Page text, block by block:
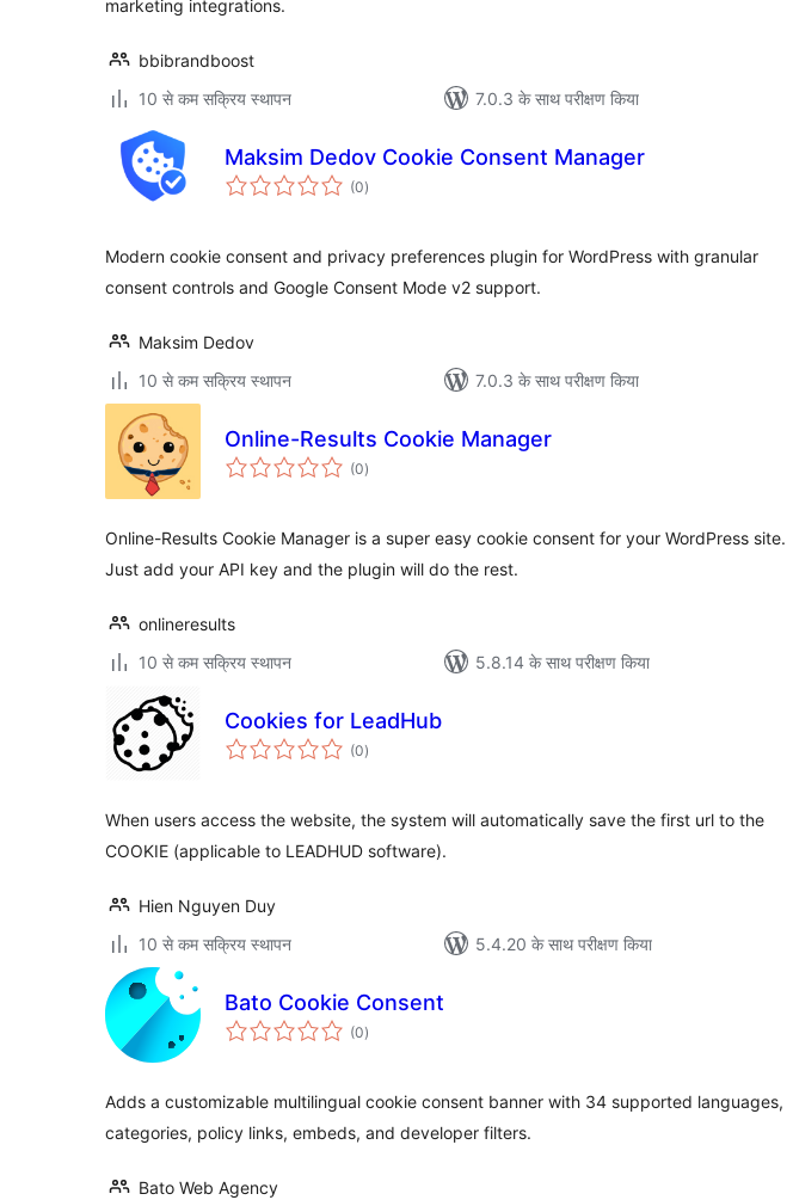
marketing integrations.
bbibrandboost
10 से कम सक्रिय स्थापन
7.0.3 के साथ परीक्षण किया
Maksim Dedov Cookie Consent Manager
(0कुल
दर)
Modern cookie consent and privacy preferences plugin for WordPress with granular
consent controls and Google Consent Mode v2 support.
Maksim Dedov
10 से कम सक्रिय स्थापन
7.0.3 के साथ परीक्षण किया
Online-Results Cookie Manager
(0कुल
दर)
Online-Results Cookie Manager is a super easy cookie consent for your WordPress site.
Just add your API key and the plugin will do the rest.
onlineresults
10 से कम सक्रिय स्थापन
5.8.14 के साथ परीक्षण किया
Cookies for LeadHub
(0कुल
दर)
When users access the website, the system will automatically save the first url to the
COOKIE (applicable to LEADHUD software).
Hien Nguyen Duy
10 से कम सक्रिय स्थापन
5.4.20 के साथ परीक्षण किया
Bato Cookie Consent
(0कुल
दर)
Adds a customizable multilingual cookie consent banner with 34 supported languages,
categories, policy links, embeds, and developer filters.
Bato Web Agency